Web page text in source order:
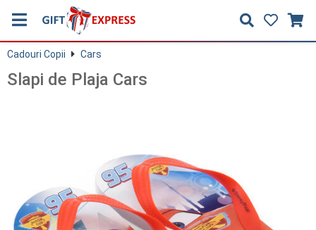
Cadouri Copii Cars
Slapi de Plaja Cars